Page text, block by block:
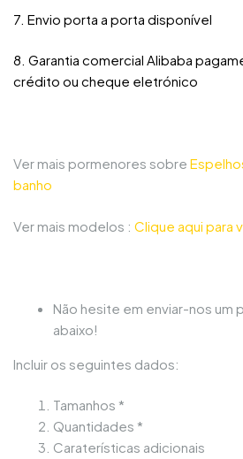
7. Envio porta a porta disponível
8. Garantia comercial Alibaba
crédito ou cheque eletrónico
Ver mais pormenores sobre
banho
Ver mais modelos : Clique aqui para
Não hesite em enviar-nos
abaixo!
Incluir os seguintes dados:
Tamanhos *
Quantidades *
Caraterísticas adicionais